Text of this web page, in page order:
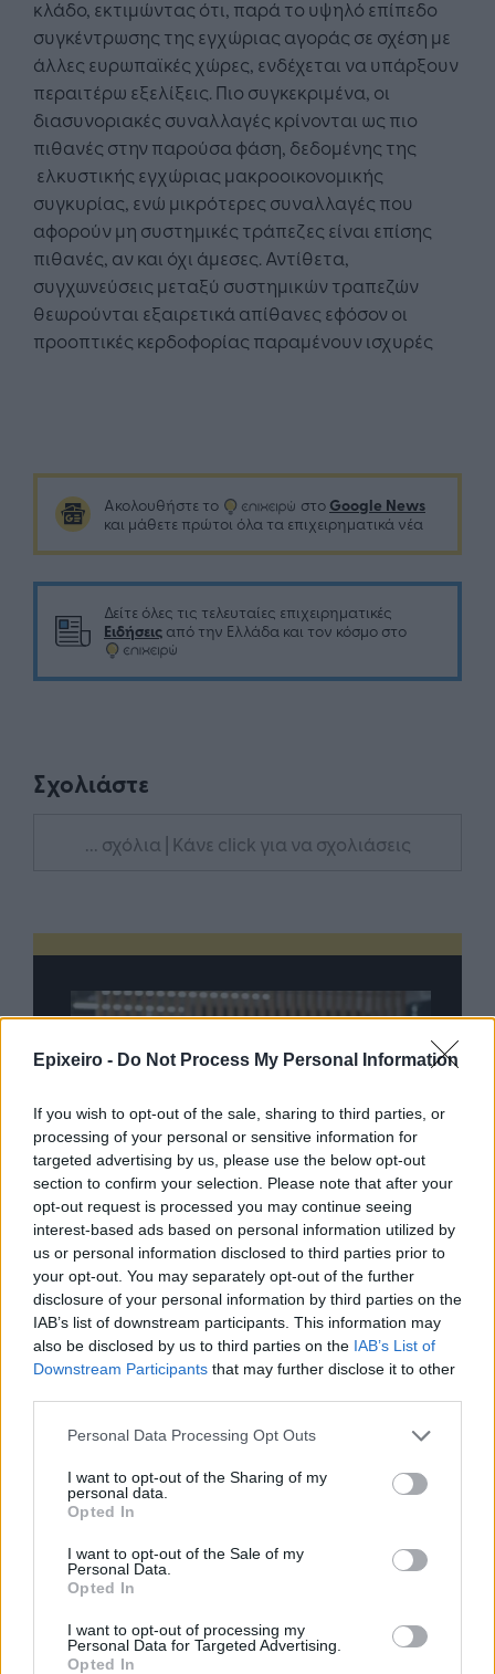
Epixeiro - Do Not Process My Personal Information
If you wish to opt-out of the sale, sharing to third parties, or
processing of your personal or sensitive information for
targeted advertising by us, please use the below opt-out
section to confirm your selection. Please note that after your
opt-out request is processed you may continue seeing
interest-based ads based on personal information utilized by
us or personal information disclosed to third parties prior to
your opt-out. You may separately opt-out of the further
disclosure of your personal information by third parties on the
IAB’s list of downstream participants. This information may
also be disclosed by us to third parties on the IAB’s List of
Downstream Participants that may further disclose it to other
Personal Data Processing Opt Outs
I want to opt-out of the Sharing of my
personal data.
Opted In
I want to opt-out of the Sale of my
Personal Data.
Opted In
I want to opt-out of processing my
Personal Data for Targeted Advertising.
Opted In
κλάδο, εκτιμώντας ότι, παρά το υψηλό επίπεδο
συγκέντρωσης της εγχώριας αγοράς σε σχέση με
άλλες ευρωπαϊκές χώρες, ενδέχεται να υπάρξουν
περαιτέρω εξελίξεις. Πιο συγκεκριμένα, οι
διασυνοριακές συναλλαγές κρίνονται ως πιο
πιθανές στην παρούσα φάση, δεδομένης της
ελκυστικής εγχώριας μακροοικονομικής
συγκυρίας, ενώ μικρότερες συναλλαγές που
αφορούν μη συστημικές τράπεζες είναι επίσης
πιθανές, αν και όχι άμεσες. Αντίθετα,
συγχωνεύσεις μεταξύ συστημικών τραπεζών
θεωρούνται εξαιρετικά απίθανες εφόσον οι
προοπτικές κερδοφορίας παραμένουν ισχυρές
Ακολουθήστε το στο Google News
και μάθετε πρώτοι όλα τα επιχειρηματικά νέα
Δείτε όλες τις τελευταίες επιχειρηματικές
Ειδήσεις από την Ελλάδα και τον κόσμο στο
Σχολιάστε
... σχόλια | Κάνε click για να σχολιάσεις
TP Greece: Πώς διαμορφώνεται το
μέλλον του Insurance στην εποχή του AI
Η
σου
Advertorial
Περισσότερα από το